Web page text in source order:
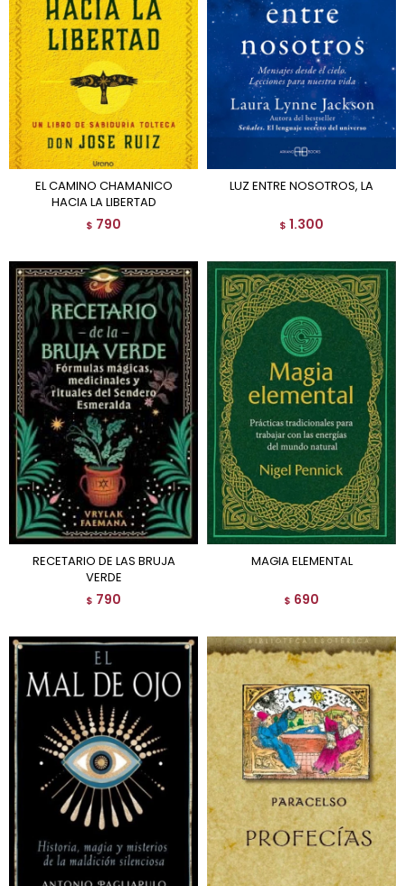
EL CAMINO CHAMANICO
HACIA LA LIBERTAD
$ 790
LUZ ENTRE NOSOTROS, LA
$ 1.300
RECETARIO DE LAS BRUJA
VERDE
$ 790
MAGIA ELEMENTAL
$ 690